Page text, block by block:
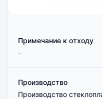
Примечание к отходу
-
Производство
Производство